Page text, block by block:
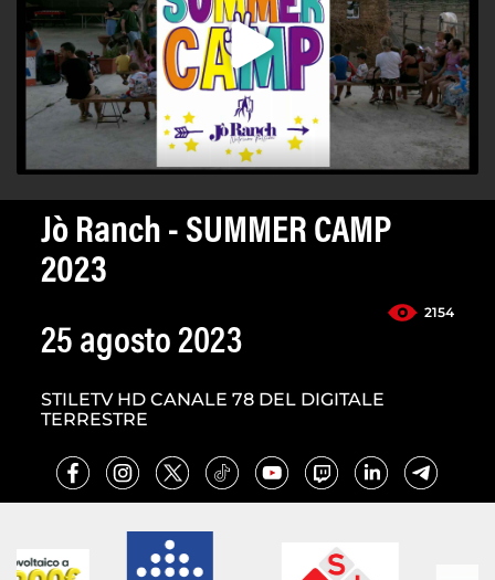
Jò Ranch - SUMMER CAMP
2023
2154
25 agosto 2023
STILETV HD CANALE 78 DEL DIGITALE
TERRESTRE